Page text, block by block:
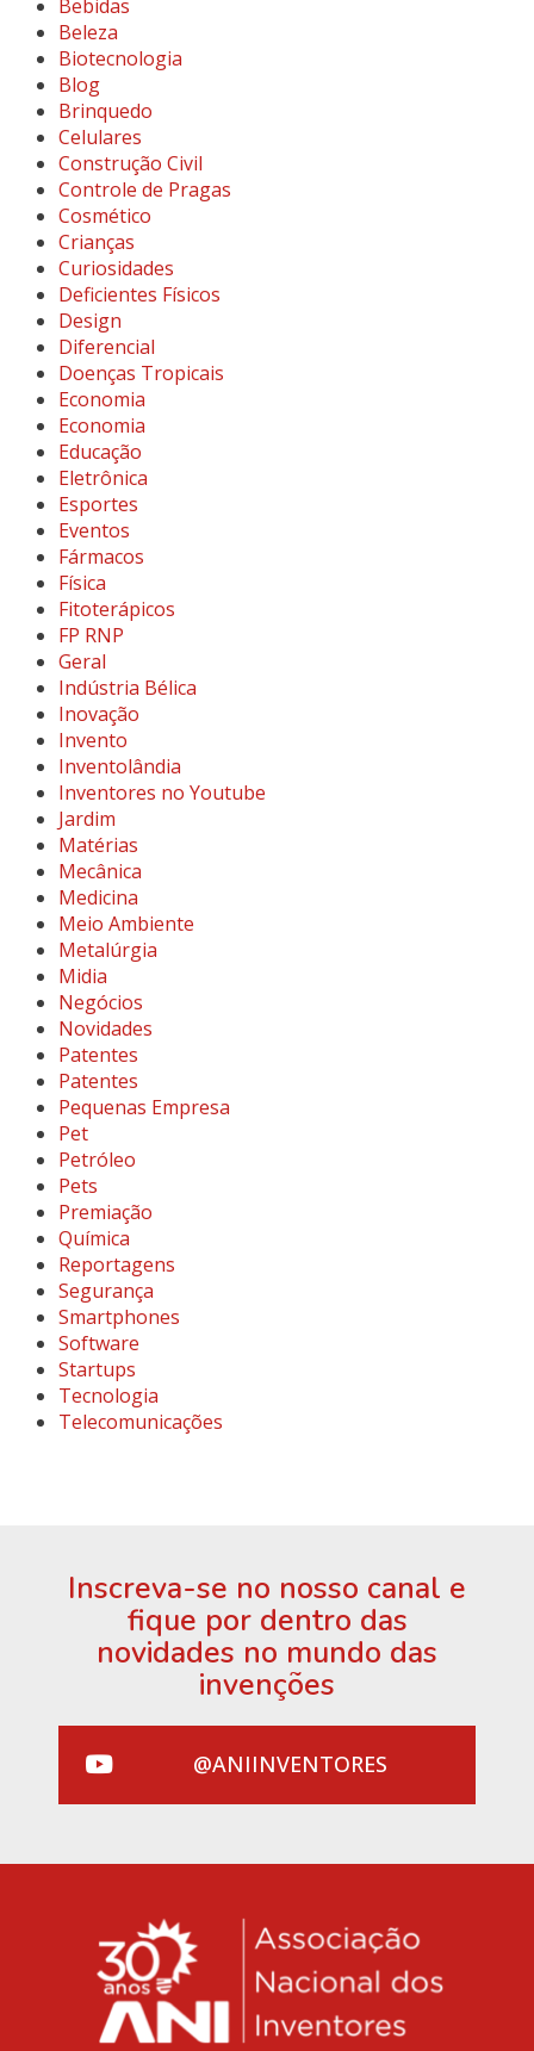
Bebidas
Beleza
Biotecnologia
Blog
Brinquedo
Celulares
Construção Civil
Controle de Pragas
Cosmético
Crianças
Curiosidades
Deficientes Físicos
Design
Diferencial
Doenças Tropicais
Economia
Economia
Educação
Eletrônica
Esportes
Eventos
Fármacos
Física
Fitoterápicos
FP RNP
Geral
Indústria Bélica
Inovação
Invento
Inventolândia
Inventores no Youtube
Jardim
Matérias
Mecânica
Medicina
Meio Ambiente
Metalúrgia
Midia
Negócios
Novidades
Patentes
Patentes
Pequenas Empresa
Pet
Petróleo
Pets
Premiação
Química
Reportagens
Segurança
Smartphones
Software
Startups
Tecnologia
Telecomunicações
Inscreva-se no nosso canal e
fique por dentro das
novidades no mundo das
invenções
@ANIINVENTORES